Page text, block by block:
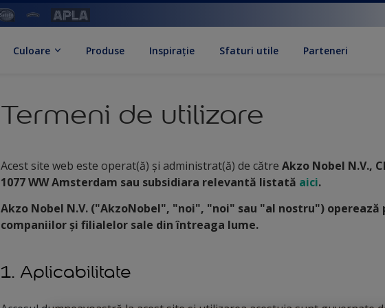
Culoare Produse Inspirație Sfaturi utile Parteneri
Termeni de utilizare
Acest site web este operat(ă) și administrat(ă) de cătreAkzo Nobel N.V.,
1077 WW Amsterdam sau subsidiara relevantă listată aici.
Akzo Nobel N.V. ("AkzoNobel", "noi", "noi" sau "al nostru")
companiilor și filialelor sale din întreaga lume.
1. Aplicabilitate